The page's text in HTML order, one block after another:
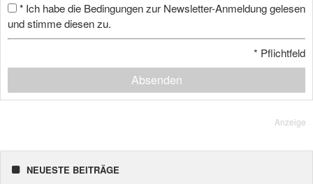
* Ich habe die Bedingungen zur Newsletter-Anmeldung gelesen
und stimme diesen zu.
* Pflichtfeld
Absenden
Anzeige
NEUESTE BEITRÄGE